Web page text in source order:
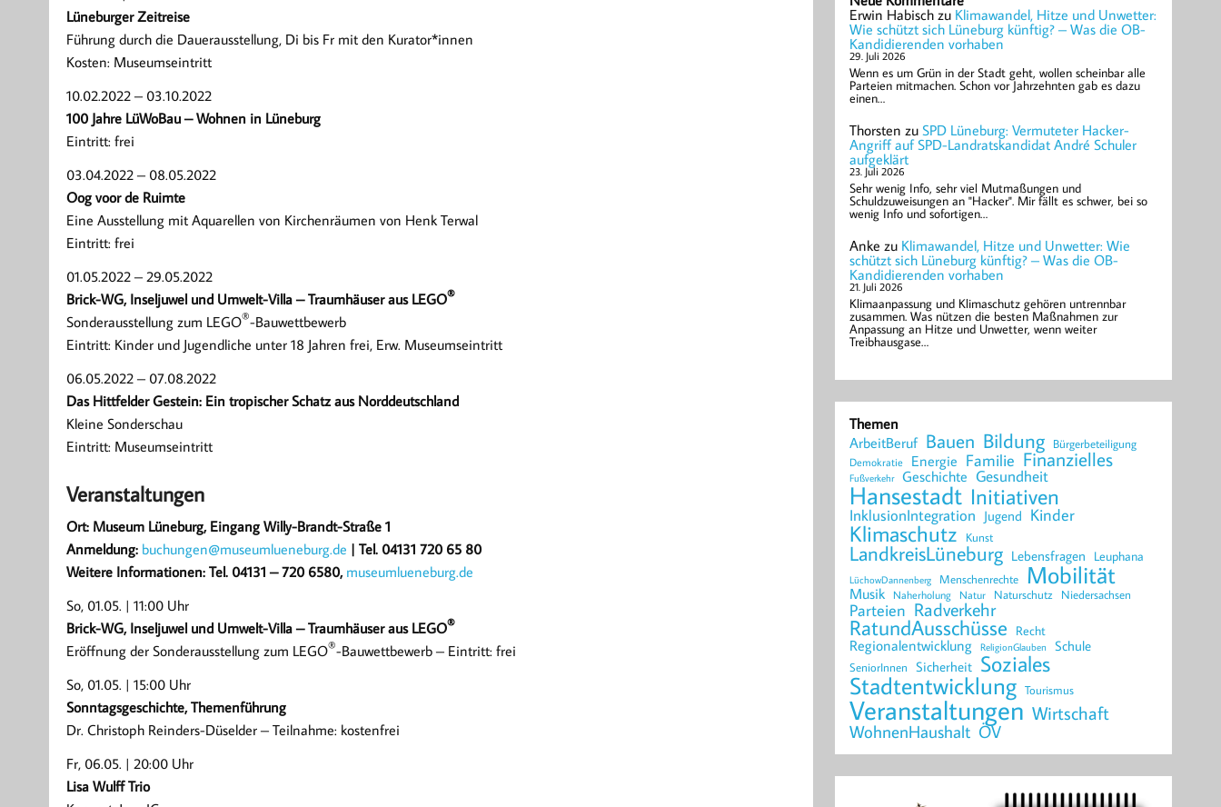
Lüneburger Zeitreise
Führung durch die Dauerausstellung, Di bis Fr mit den Kurator*innen
Kosten: Museumseintritt
10.02.2022 – 03.10.2022
100 Jahre LüWoBau – Wohnen in Lüneburg
Eintritt: frei
03.04.2022 – 08.05.2022
Oog voor de Ruimte
Eine Ausstellung mit Aquarellen von Kirchenräumen von Henk Terwal
Eintritt: frei
01.05.2022 – 29.05.2022
Brick-WG, Inseljuwel und Umwelt-Villa – Traumhäuser aus LEGO®
Sonderausstellung zum LEGO®-Bauwettbewerb
Eintritt: Kinder und Jugendliche unter 18 Jahren frei, Erw. Museumseintritt
06.05.2022 – 07.08.2022
Das Hittfelder Gestein: Ein tropischer Schatz aus Norddeutschland
Kleine Sonderschau
Eintritt: Museumseintritt
Veranstaltungen
Ort: Museum Lüneburg, Eingang Willy-Brandt-Straße 1
Anmeldung: buchungen@museumlueneburg.de | Tel. 04131 720 65 80
Weitere Informationen: Tel. 04131 – 720 6580, museumlueneburg.de
So, 01.05. | 11:00 Uhr
Brick-WG, Inseljuwel und Umwelt-Villa – Traumhäuser aus LEGO®
Eröffnung der Sonderausstellung zum LEGO®-Bauwettbewerb – Eintritt: frei
So, 01.05. | 15:00 Uhr
Sonntagsgeschichte, Themenführung
Dr. Christoph Reinders-Düselder – Teilnahme: kostenfrei
Fr, 06.05. | 20:00 Uhr
Lisa Wulff Trio
Erwin Habisch zu Klimawandel, Hitze und Unwetter:
Wie schützt sich Lüneburg künftig? – Was die OB-
Kandidierenden vorhaben
29. Juli 2026
Wenn es um Grün in der Stadt geht, wollen scheinbar alle
Parteien mitmachen. Schon vor Jahrzehnten gab es dazu
einen…
Thorsten zuSPD Lüneburg: Vermuteter Hacker-
Angriff auf SPD-Landratskandidat André Schuler
aufgeklärt
23. Juli 2026
Sehr wenig Info, sehr viel Mutmaßungen und
Schuldzuweisungen an "Hacker". Mir fällt es schwer, bei so
wenig Info und sofortigen…
Anke zu Klimawandel, Hitze und Unwetter: Wie
schützt sich Lüneburg künftig? – Was die OB-
Kandidierenden vorhaben
21. Juli 2026
Klimaanpassung und Klimaschutz gehören untrennbar
zusammen. Was nützen die besten Maßnahmen zur
Anpassung an Hitze und Unwetter, wenn weiter
Treibhausgase…
Themen
ArbeitBeruf Bauen Bildung Bürgerbeteiligung
Demokratie Energie Familie Finanzielles
Fußverkehr Geschichte Gesundheit
Hansestadt Initiativen
InklusionIntegration Jugend Kinder
Klimaschutz Kunst
LandkreisLüneburg Lebensfragen Leuphana
LüchowDannenberg Menschenrechte Mobilität
Musik Naherholung Natur Naturschutz Niedersachsen
Parteien Radverkehr
RatundAusschüsse Recht
Regionalentwicklung ReligionGlauben Schule
SeniorInnen Sicherheit Soziales
Stadtentwicklung Tourismus
Veranstaltungen Wirtschaft
WohnenHaushalt ÖV